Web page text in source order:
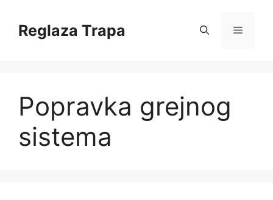
contentReglaza Trapa Menu
Popravka grejnog
sistema